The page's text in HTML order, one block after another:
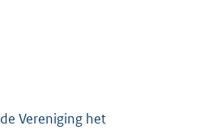
Vereniging het